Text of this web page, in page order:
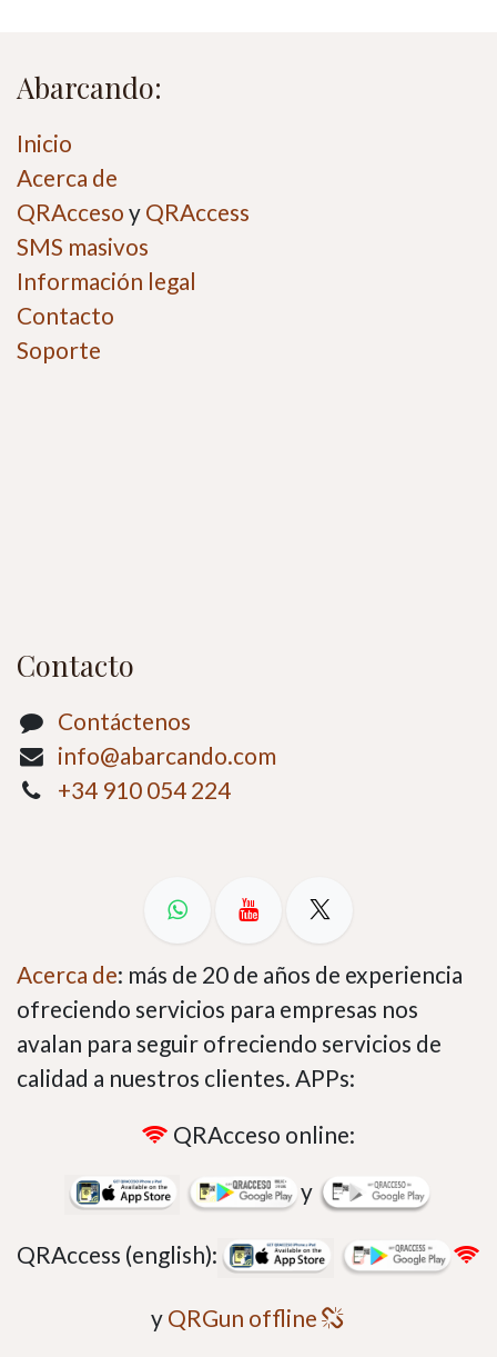
Abarcando:
Inicio
Acerca de
QRAcceso y QRAccess
SMS masivos
Información legal
Contacto
Soporte
Contacto
Contáctenos
info@abarcando.com
+34 910 054 224
Acerca de: más de 20 de años de experiencia
ofreciendo servicios para empresas nos
avalan para seguir ofreciendo servicios de
calidad a nuestros clientes. APPs:
QRAcceso online:
y
QRAccess (english):
y QRGun offline